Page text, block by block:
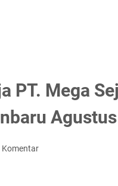
PT. Mega
Komentar